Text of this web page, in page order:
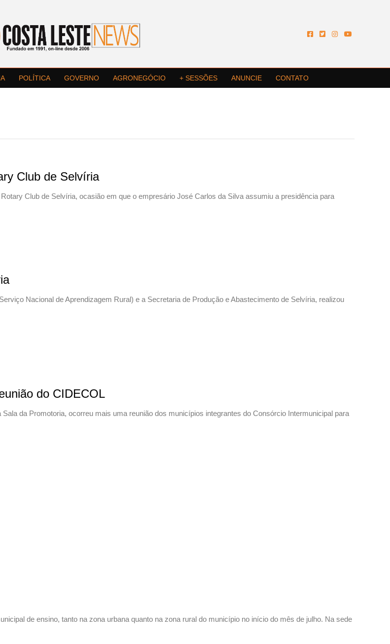
POLÍTICA GOVERNO AGRONEGÓCIO + SESSÕES ANUNCIE CONTATO
Club de Selvíria
Club de Selvíria, ocasião em que o empresário José Carlos da Silva assumiu a presidência para
Nacional de Aprendizagem Rural) e a Secretaria de Produção e Abastecimento de Selvíria, realizou
do CIDECOL
da Promotoria, ocorreu mais uma reunião dos municípios integrantes do Consórcio Intermunicipal para
de ensino, tanto na zona urbana quanto na zona rural do município no início do mês de julho. Na sede